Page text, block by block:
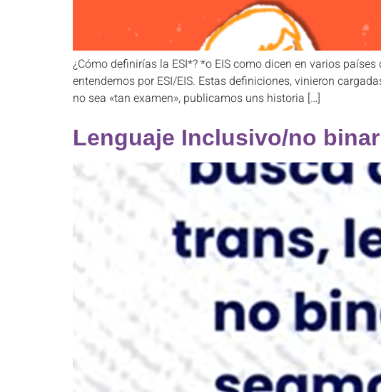
¿Cómo definirías la ESI*? *o EIS como dicen en varios
entendemos por ESI/EIS. Estas definiciones, vinieron
no sea «tan examen», publicamos uns historia […]
Lenguaje Inclusivo/no